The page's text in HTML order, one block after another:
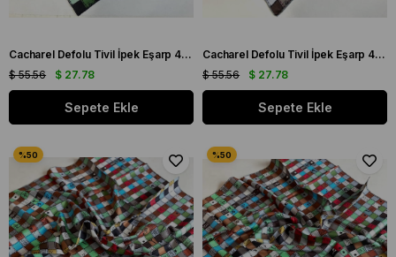
Cacharel Defolu Tivil İpek Eşarp 41994 Yeşil Karışık Desen
$ 27.78
$ 55.56
Sepete Ekle
Cacharel Defolu Tivil İpek Eşarp 41995 Yeşil Karışık Desen
$ 27.78
$ 55.56
Sepete Ekle